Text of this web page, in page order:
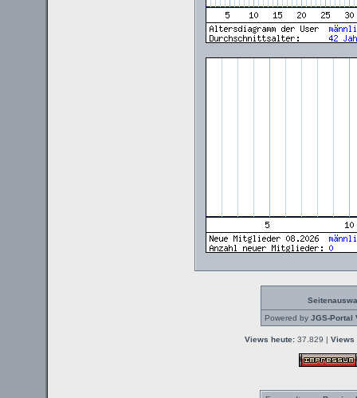
Powered by JGS-Portal
Views heute: 37.829 | Views